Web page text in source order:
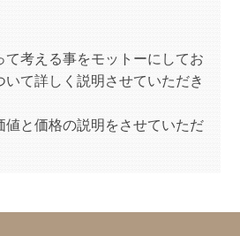
て考える事をモットーにしてお
いて詳しく説明させていただき
値と価格の説明をさせていただ